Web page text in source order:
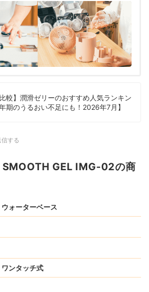
比較】潤滑ゼリーのおすすめ人気ランキン
期のうるおい不足にも！2026年7月】
する
GEL IMG-02の商
ウォーターベース
ワンタッチ式